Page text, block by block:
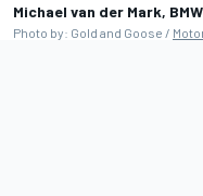
Michael van der Mark,
Photo by: Gold and Goose /